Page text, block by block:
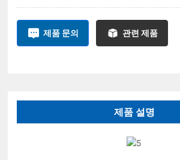
⑩ 작동 온도 범위 : 섭씨 -20 ~ 80도
사진상의 이유로 실제 제품의 발광 색
수 있습니다.
제품 문의 관련 제품
제품 설명